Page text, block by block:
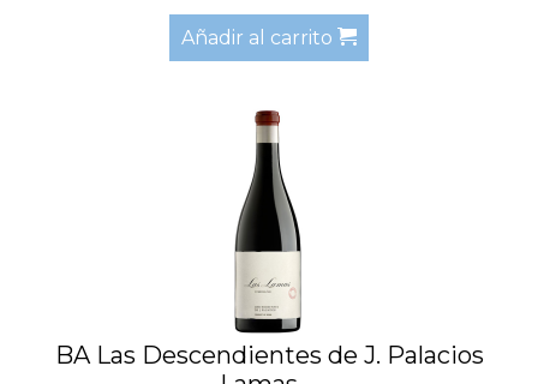
Añadir al carrito
BA Las Descendientes de J. Palacios